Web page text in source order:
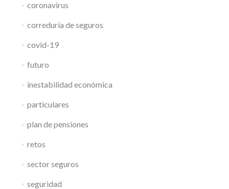
coronavirus
correduría de seguros
covid-19
futuro
inestabilidad económica
particulares
plan de pensiones
retos
sector seguros
seguridad